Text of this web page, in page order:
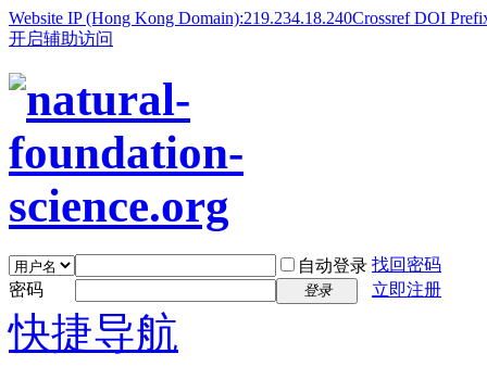
Website IP (Hong Kong Domain):219.234.18.240Crossref DOI
开启辅助访问
自动登录 找回密码
密码
登录 立即注册
快捷导航